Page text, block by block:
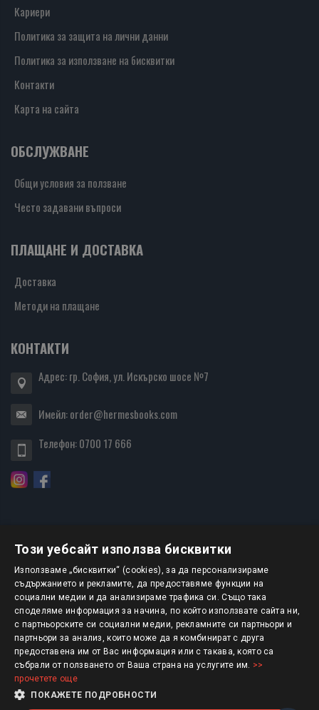
Кариери
Политика за защита на лични данни
Политика за използване на бисквитки
Контакти
Карта на сайта
ОБСЛУЖВАНЕ
Общи условия за ползване
Често задавани въпроси
ПЛАЩАНЕ И ДОСТАВКА
Доставка
Методи на плащане
КОНТАКТИ
Адрес: гр. София, ул. Искърско шосе №7
Имейл:order@hermesbooks.com
Телефон:0700 17 666
БЮЛЕТИН
АБОНИРАНЕ
Авторско право © 2025 HERMESBOOKS.BG
1 EUR = 1.95583 BGN
Този уебсайт използва бисквитки
Използваме „бисквитки“ (cookies), за да персонализираме
съдържанието и рекламите, да предоставяме функции на
социални медии и да анализираме трафика си. Също така
споделяме информация за начина, по който използвате сайта ни,
с партньорските си социални медии, рекламните си партньори и
партньори за анализ, които може да я комбинират с друга
предоставена им от Вас информация или с такава, която са
събрали от ползването от Ваша страна на услугите им. >>
прочетете още
ПОКАЖЕТЕ ПОДРОБНОСТИ